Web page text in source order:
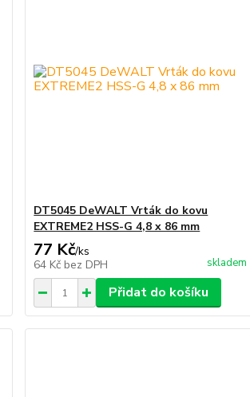
DT5045 DeWALT Vrták do kovu
EXTREME2 HSS-G 4,8 x 86 mm
77 Kč/ks
64 Kč bez DPH skladem
Přidat do košíku